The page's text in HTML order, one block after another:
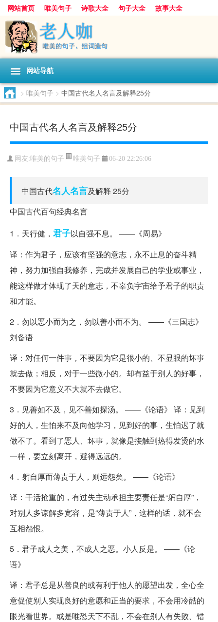
网站首页 唯美句子 诗歌大全 句子大全
故事大全
人生感悟
其他美文 美文欣赏
感人故事
句子分类
网站导航
> 唯美句子 > 中国古代名人名言及解释25分
中国古代名人名言及解释25分
网友: 唯美的句子 唯美句子 06-20 22:26:06
中国古代名人名言及解释 25分
中国古代百句经典名言
1．天行健， 君子以自强不息。 ——《周易》
译：作为君子，应该有坚强的意志，永不止息的奋斗精
神，努力加强自我修养，完成并发展自己的学业或事业，
能这样做才体现了天的意志，不辜负宇宙给予君子的职责
和才能。
2．勿以恶小而为之，勿以善小而不为。 ——《三国志》
刘备语
译：对任何一件事，不要因为它是很小的、不显眼的坏事
就去做；相反，对于一些微小的。却有益于别人的好事，
不要因为它意义不大就不去做它。
3．见善如不及，见不善如探汤。 ——《论语》 译：见到
好的人，生怕来不及向他学习，见到好的事，生怕迟了就
做不了。看到了恶人、坏事，就像是接触到热得发烫的水
一样，要立刻离开，避得远远的。
4．躬自厚而薄责于人，则远怨矣。 ——《论语》
译：干活抢重的，有过失主动承担主要责任是“躬自厚”，
对别人多谅解多宽容，是“薄责于人”，这样的话，就不会
互相怨恨。
5．君子成人之美，不成人之恶。小人反是。 ——《论
语》
译：君子总是从善良的或有利于他人的愿望出发，全心全
意促使别人实现良好的意愿和正当的要求，不会用冷酷的
眼光看世界。或是唯恐天下不乱，不会在别人有失败、错